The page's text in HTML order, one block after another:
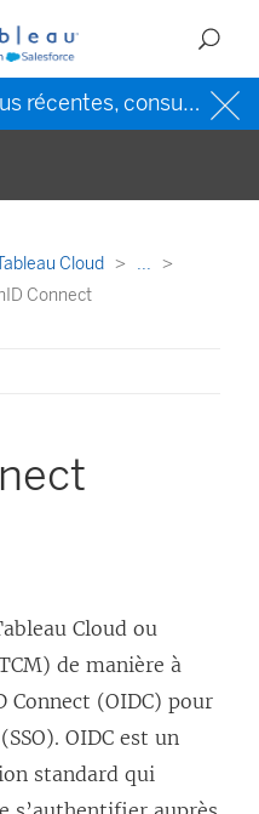
Pour les informations les plus récentes, consultez l’
Cloud
...
Connect
Cloud ou
de manière à
Connect (OIDC) pour
OIDC est un
standard qui